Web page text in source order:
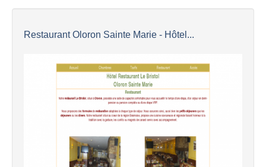
Restaurant Oloron Sainte Marie - Hôtel...